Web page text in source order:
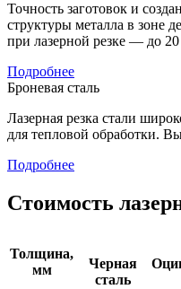
Точность заготовок и
структуры металла в зоне
при лазерной резке — до
Подробнее
Броневая сталь
Лазерная резка стали
для тепловой обработки.
Подробнее
Стоимость
Толщина,
мм
Черная
сталь